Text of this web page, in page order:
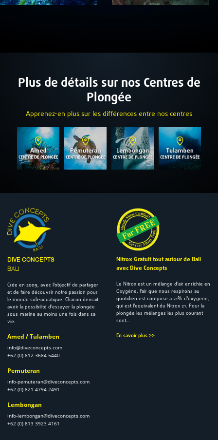
Plus de détails sur nos Centres de
Plongée
Apprenez-en plus sur les différences entre nos centres
DIVE CONCEPTS
BALI
Crée en 2009, avec l'objectif de partager
et de faire découvrir notre passion pour
le monde sub-aquatique. Chacun devrait
avoir la possibilité d'essayer la plongée
sous-marine au moins une fois dans sa
vie.
Amed / Tulamben
info@diveconcepts.com
+62 (0) 812 3684 5440
Nitrox Gratuit tout autour de Bali
avec Dive Concepts
Le Nitrox est un mélange d'air enrichie en
Oxygène, l'air que nous respirons au
quotidien est composé à 21% d'oxygène,
qui est l'equivalent du Nitrox 21. Pour la
plongée les mélanges les plus courant
sont…
En savoir plus >>
Pemuteran
info-pemuteran@diveconcepts.com
+62 (0) 821 4794 2491
Lembongan
info-lembongan@diveconcepts.com
+62 (0) 813 3923 4161